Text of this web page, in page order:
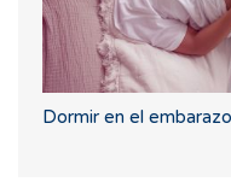
Dormir en el